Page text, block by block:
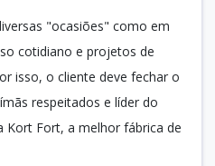
"ocasiões" como em
cotidiano e projetos de
isso, o cliente deve fechar o
respeitados e líder do
Kort Fort, a melhor fábrica de